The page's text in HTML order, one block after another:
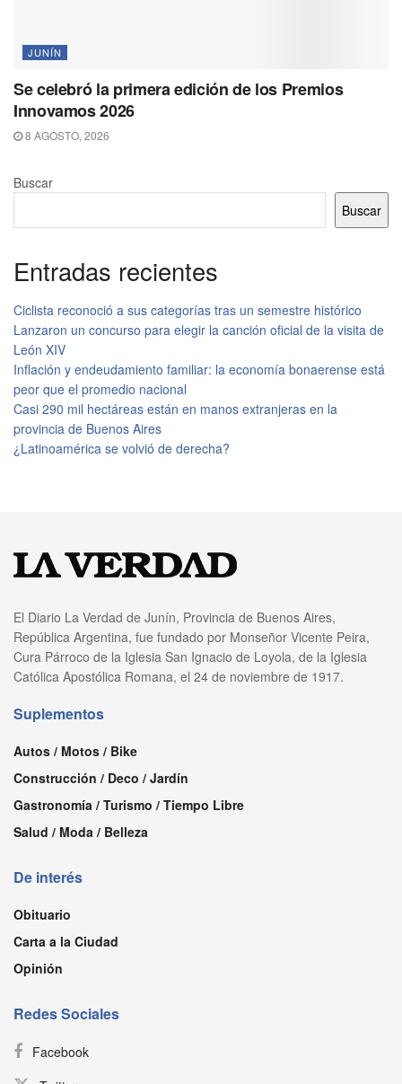
JUNÍN
Se celebró la primera edición de los Premios
Innovamos 2026
8 AGOSTO, 2026
Buscar
Buscar
Entradas recientes
Ciclista reconoció a sus categorías tras un semestre histórico
Lanzaron un concurso para elegir la canción oficial de la visita de
León XIV
Inflación y endeudamiento familiar: la economía bonaerense está
peor que el promedio nacional
Casi 290 mil hectáreas están en manos extranjeras en la
provincia de Buenos Aires
¿Latinoamérica se volvió de derecha?
El Diario La Verdad de Junín, Provincia de Buenos Aires,
República Argentina, fue fundado por Monseñor Vicente Peira,
Cura Párroco de la Iglesia San Ignacio de Loyola, de la Iglesia
Católica Apostólica Romana, el 24 de noviembre de 1917.
Suplementos
Autos / Motos / Bike
Construcción / Deco / Jardín
Gastronomía / Turismo / Tiempo Libre
Salud / Moda / Belleza
De interés
Obituario
Carta a la Ciudad
Opinión
Redes Sociales
Facebook